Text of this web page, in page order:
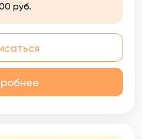
жизнью.
руб.